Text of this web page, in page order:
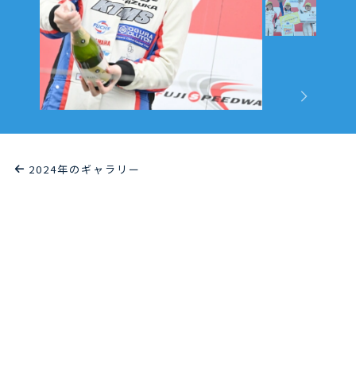
2024年のギャラリー